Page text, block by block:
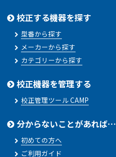
校正する機器を探す
型番から探す
メーカーから探す
カテゴリーから探す
校正機器を管理する
校正管理ツール CAMP
分からないことがあれば…
初めての方へ
ご利用ガイド